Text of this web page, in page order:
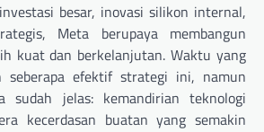
besar, inovasi silikon internal,
Meta berupaya membangun
kuat dan berkelanjutan. Waktu yang
seberapa efektif strategi ini, namun
sudah jelas: kemandirian teknologi
kecerdasan buatan yang semakin